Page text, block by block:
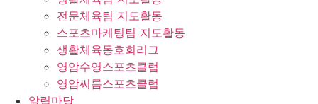
전문체육팀 지도활동
스포츠마케팅팀 지도활동
생활체육동호회리그
영암수영스포츠클럽
영암씨름스포츠클럽
알림마당